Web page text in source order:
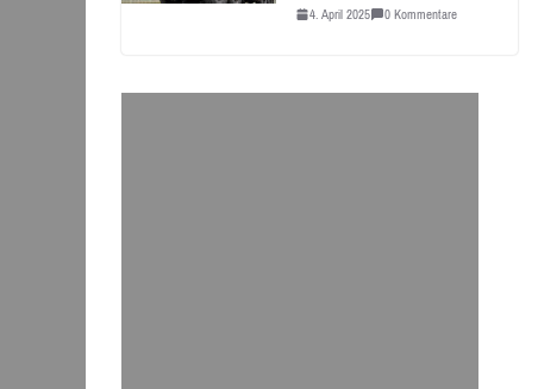
4. April 2025 0 Kommentare